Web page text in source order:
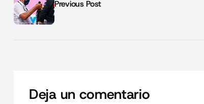
Previous Post
Deja un comentario